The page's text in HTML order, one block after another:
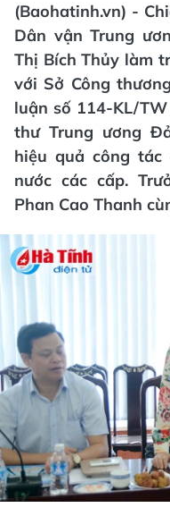
(Baohatinh.vn) -
Dân vận Trung
Thị Bích Thủy làm
với Sở Công
luận số 114-KL/
thư Trung ương
hiệu quả công
nước các cấp.
Phan Cao Thanh